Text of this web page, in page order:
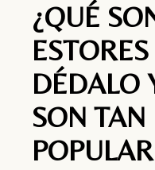
¿QUÉ
DÉDALO
SON TAN